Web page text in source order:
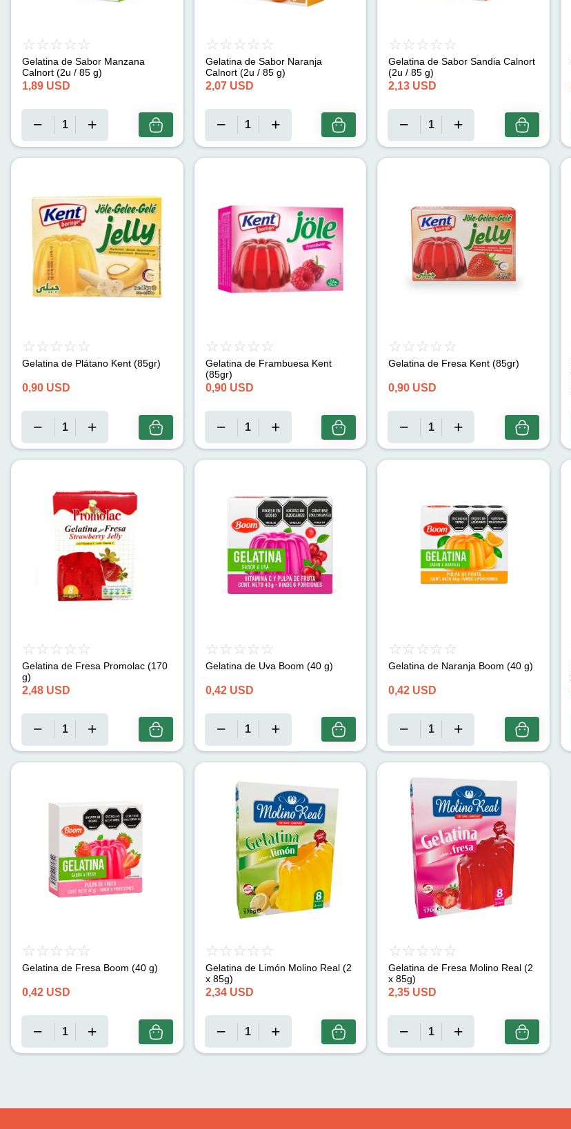
Gelatina de Sabor Manzana
Calnort (2u / 85 g)
1,89 USD
Gelatina de Sabor Naranja
Calnort (2u / 85 g)
2,07 USD
Gelatina de Sabor Sandia Calnort
(2u / 85 g)
2,13 USD
Gelatina de Plátano Kent (85gr)
0,90 USD
Gelatina de Frambuesa Kent
(85gr)
0,90 USD
Gelatina de Fresa Kent (85gr)
0,90 USD
Gelatina de Fresa Promolac (170
g)
2,48 USD
Gelatina de Uva Boom (40 g)
0,42 USD
Gelatina de Naranja Boom (40 g)
0,42 USD
Gelatina de Fresa Boom (40 g)
0,42 USD
Gelatina de Limón Molino Real (2
x 85g)
2,34 USD
Gelatina de Fresa Molino Real (2
x 85g)
2,35 USD